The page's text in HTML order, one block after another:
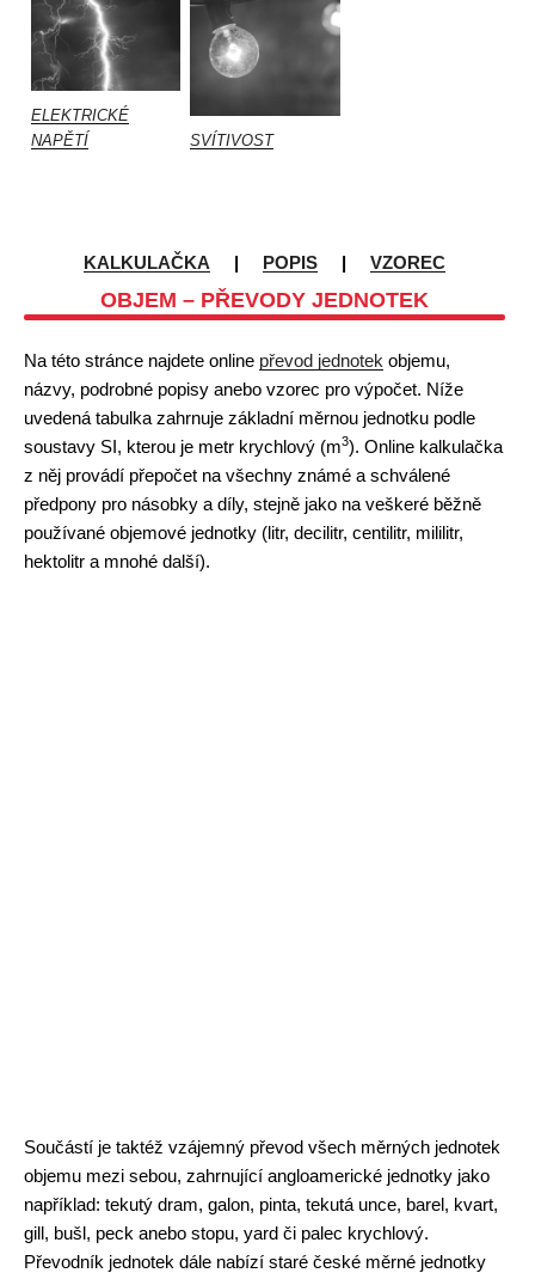
ELEKTRICKÉ
NAPĚTÍ
SVÍTIVOST
KALKULAČKA | POPIS | VZOREC
OBJEM – PŘEVODY JEDNOTEK
Na této stránce najdete online převod jednotek objemu,
názvy, podrobné popisy anebo vzorec pro výpočet. Níže
uvedená tabulka zahrnuje základní měrnou jednotku podle
soustavy SI, kterou je metr krychlový (m3). Online kalkulačka
z něj provádí přepočet na všechny známé a schválené
předpony pro násobky a díly, stejně jako na veškeré běžně
používané objemové jednotky (litr, decilitr, centilitr, mililitr,
hektolitr a mnohé další).
Součástí je taktéž vzájemný převod všech měrných jednotek
objemu mezi sebou, zahrnující angloamerické jednotky jako
například: tekutý dram, galon, pinta, tekutá unce, barel, kvart,
gill, bušl, peck anebo stopu, yard či palec krychlový.
Převodník jednotek dále nabízí staré české měrné jednotky